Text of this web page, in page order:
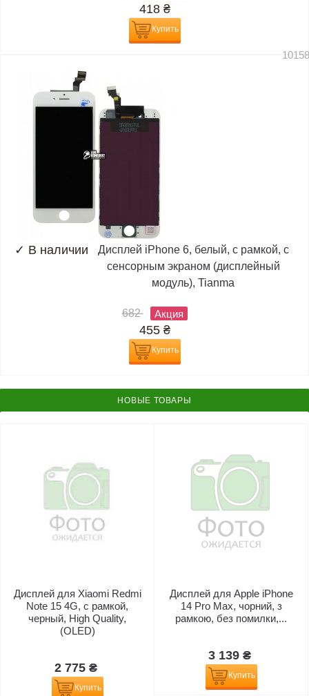
418 ₴
Купить
✓ В наличии
Дисплей iPhone 6, белый, с рамкой, с
сенсорным экраном (дисплейный
модуль), Tianma
682 Акция
455 ₴
Купить
НОВЫЕ ТОВАРЫ
Дисплей для Xiaomi Redmi
Note 15 4G, с рамкой,
черный, High Quality,
(OLED)
2 775 ₴
Купить
Дисплей для Apple iPhone
14 Pro Max, чорний, з
рамкою, без помилки,...
3 139 ₴
Купить